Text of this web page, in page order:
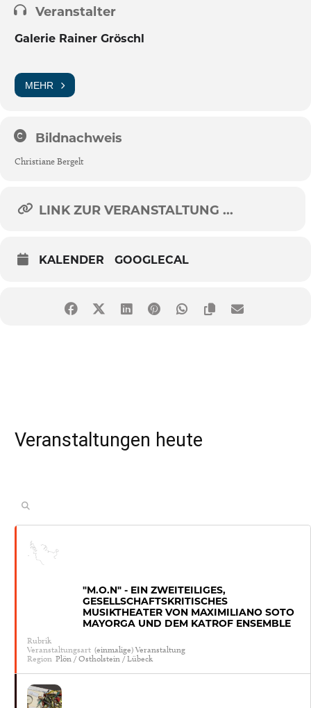
Veranstalter
Galerie Rainer Gröschl
MEHR
Bildnachweis
Christiane Bergelt
LINK ZUR VERANSTALTUNG ...
KALENDER GOOGLECAL
Veranstaltungen heute
"M.O.N" - EIN ZWEITEILIGES,
GESELLSCHAFTSKRITISCHES
MUSIKTHEATER VON MAXIMILIANO SOTO
MAYORGA UND DEM KATROF ENSEMBLE
Rubrik
Veranstaltungsart (einmalige) Veranstaltung
Region Plön / Ostholstein / Lübeck